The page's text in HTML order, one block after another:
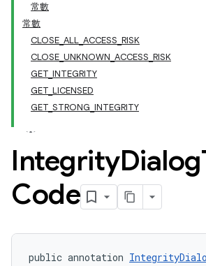
常數
常數
CLOSE_ALL_ACCESS_RISK
CLOSE_UNKNOWN_ACCESS_RISK
GET_INTEGRITY
GET_LICENSED
GET_STRONG_INTEGRITY
IntegrityDialog
Code
public annotation